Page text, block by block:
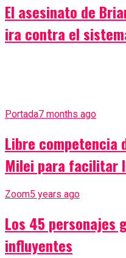
El asesinato de
ira contra el
Portada7 months ago
Libre competencia
Milei para facilitar
Zoom5 years ago
Los 45 personajes
influyentes